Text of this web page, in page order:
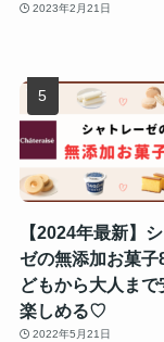
2023年2月21日
【2024年最新】
ゼの無添加お菓子
どもから大人まで
楽しめる♡
2022年5月21日